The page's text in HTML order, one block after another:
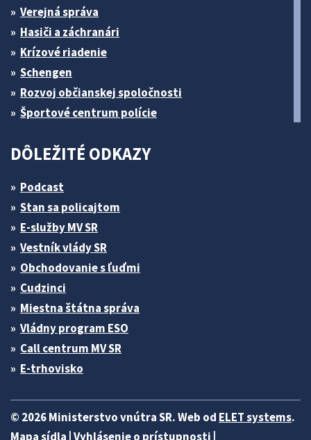
Verejná správa
Hasiči a záchranári
Krízové riadenie
Schengen
Rozvoj občianskej spoločnosti
Športové centrum polície
DÔLEŽITÉ ODKAZY
Podcast
Stan sa policajtom
E-služby MV SR
Vestník vlády SR
Obchodovanie s ľuďmi
Cudzinci
Miestna štátna správa
Vládny program ESO
Call centrum MV SR
E-trhovisko
© 2026 Ministerstvo vnútra SR. Web od ELET systems.
Mapa sídla |Vyhlásenie o prístupnosti |